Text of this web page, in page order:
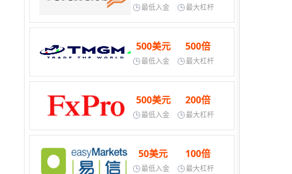
最低入金 最大杠杆
500美元
最低入金
500倍
最大杠杆
500美元
最低入金
200倍
最大杠杆
50美元
最低入金
100倍
最大杠杆